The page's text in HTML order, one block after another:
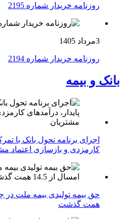
روزنامه خریدار شماره 2195
3مرداد 1405
روزنامه خریدار شماره 2194
بانک و بیمه
اجرای برنامه تحول بانک با
کارمزدی و بازسازی اعتماد
همت گذشت